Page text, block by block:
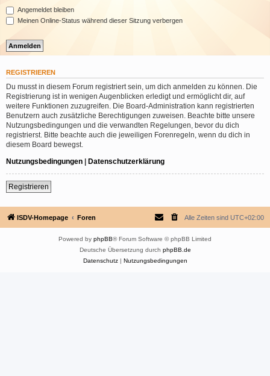
Angemeldet bleiben
Meinen Online-Status während dieser Sitzung verbergen
REGISTRIEREN
Du musst in diesem Forum registriert sein, um dich anmelden zu können. Die
Registrierung ist in wenigen Augenblicken erledigt und ermöglicht dir, auf
weitere Funktionen zuzugreifen. Die Board-Administration kann registrierten
Benutzern auch zusätzliche Berechtigungen zuweisen. Beachte bitte unsere
Nutzungsbedingungen und die verwandten Regelungen, bevor du dich
registrierst. Bitte beachte auch die jeweiligen Forenregeln, wenn du dich in
diesem Board bewegst.
Nutzungsbedingungen | Datenschutzerklärung
Registrieren
ISDV-Homepage Foren Alle Zeiten sind UTC+02:00
Powered by phpBB® Forum Software © phpBB Limited
Deutsche Übersetzung durch phpBB.de
Datenschutz| Nutzungsbedingungen